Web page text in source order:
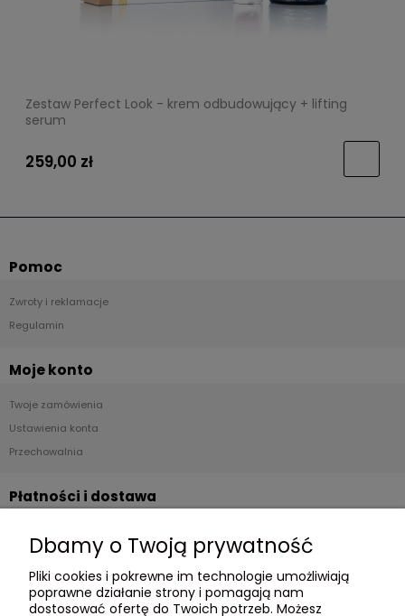
Zestaw Perfect Look - krem odbudowujący + lifting
serum
259,00 zł
Pomoc
Zwroty i reklamacje
Regulamin
Moje konto
Twoje zamówienia
Ustawienia konta
Przechowalnia
Płatności i dostawa
Czas i koszty dostawy
Czas realizacji zamówienia
Dbamy o Twoją prywatność
Pliki cookies i pokrewne im technologie umożliwiają
poprawne działanie strony i pomagają nam
dostosować ofertę do Twoich potrzeb. Możesz